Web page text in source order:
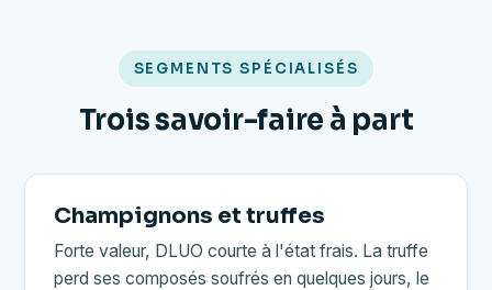
SEGMENTS SPÉCIALISÉS
Trois savoir-faire à part
Champignons et truffes
Forte valeur, DLUO courte à l'état frais. La truffe
perd ses composés soufrés en quelques jours, le